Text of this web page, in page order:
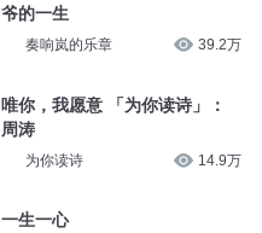
爷的一生
奏响岚的乐章 39.2万
唯你，我愿意 「为你读诗」：
周涛
为你读诗 14.9万
一生一心